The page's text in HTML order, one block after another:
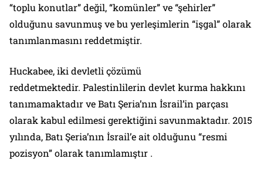
“toplu konutlar” değil, “komünler” ve “şehirler”
olduğunu savunmuş ve bu yerleşimlerin “işgal” olarak
tanımlanmasını reddetmiştir.
Huckabee, iki devletli çözümü
reddetmektedir. Palestinlilerin devlet kurma hakkını
tanımamaktadır ve Batı Şeria’nın İsrail’in parçası
olarak kabul edilmesi gerektiğini savunmaktadır. 2015
yılında, Batı Şeria’nın İsrail’e ait olduğunu “resmi
pozisyon” olarak tanımlamıştır .